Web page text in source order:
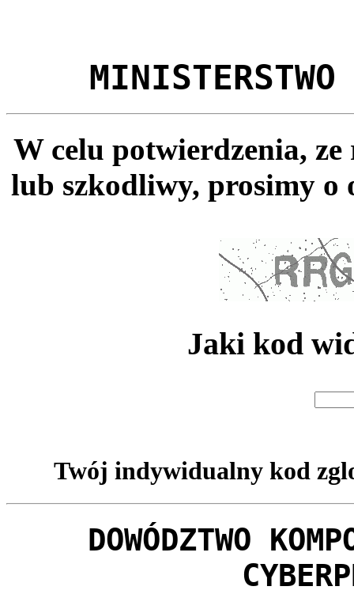
MINISTERSTWO
W celu potwierdzenia,
lub szkodliwy, prosimy o
Jaki kod
Twój indywidualny kod
DOWÓDZTWO